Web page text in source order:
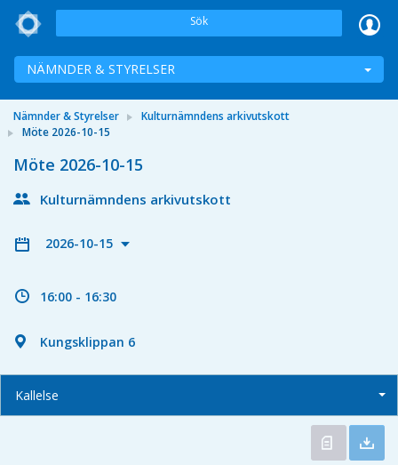
Sök
NÄMNDER & STYRELSER
Nämnder & Styrelser
Kulturnämndens arkivutskott
Möte 2026-10-15
Möte 2026-10-15
Kulturnämndens arkivutskott
2026-10-15
16:00 - 16:30
Kungsklippan 6
Kallelse